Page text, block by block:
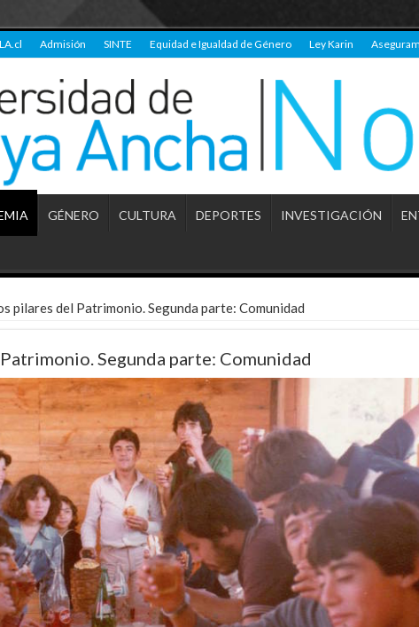
Admisión SINTE Equidad e Igualdad de Género Ley Karin
GÉNERO CULTURA DEPORTES INVESTIGACIÓN
pilares del Patrimonio. Segunda parte: Comunidad
Segunda parte: Comunidad